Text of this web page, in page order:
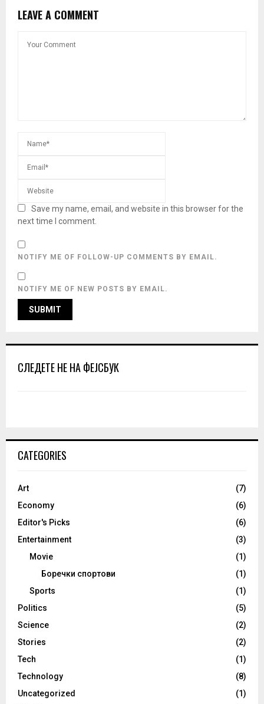
LEAVE A COMMENT
Save my name, email, and website in this browser for the
next time I comment.
NOTIFY ME OF FOLLOW-UP COMMENTS BY EMAIL.
NOTIFY ME OF NEW POSTS BY EMAIL.
СЛЕДЕТЕ НЕ НА ФЕЈСБУК
CATEGORIES
Art
(7)
Economy
(6)
Editor's Picks
(6)
Entertainment
(3)
Movie
(1)
Боречки спортови
(1)
Sports
(1)
Politics
(5)
Science
(2)
Stories
(2)
Tech
(1)
Technology
(8)
Uncategorized
(1)